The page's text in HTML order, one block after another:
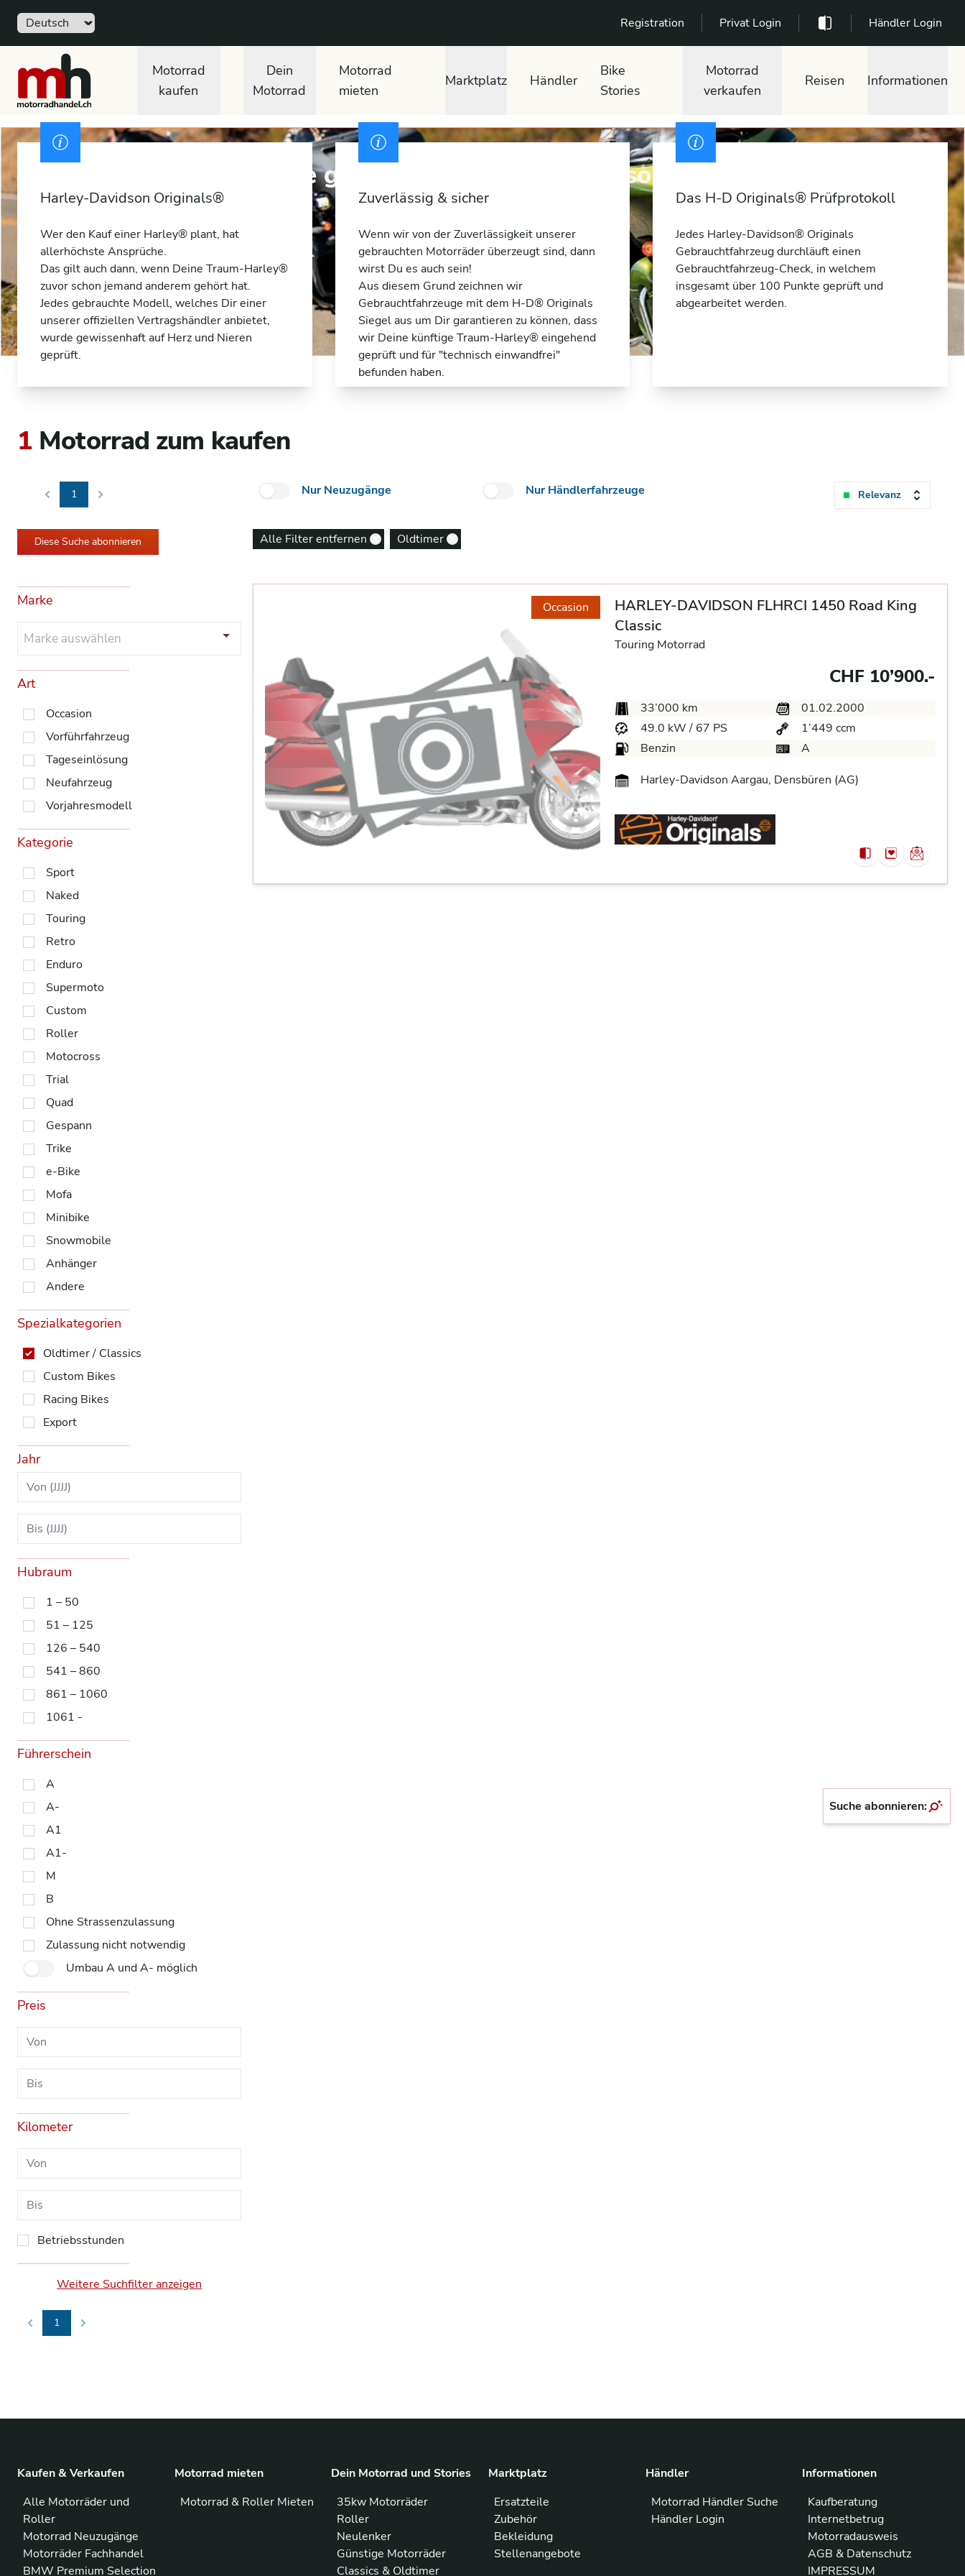
Sprache Registration Privat Login Händler Login
motorradhandel.ch
Motorrad
kaufen
Dein
Motorrad
Motorrad
mieten
Marktplatz Händler
Bike
Stories
Motorrad
verkaufen
Reisen Informationen
Mit gutem Gewissen eine gebrauchte Harley-Davidson® kaufen
Ausweis
Harley-Davidson Originals®
Wer den Kauf einer Harley® plant, hat
allerhöchste Ansprüche.
Das gilt auch dann, wenn Deine Traum-Harley®
zuvor schon jemand anderem gehört hat.
Jedes gebrauchte Modell, welches Dir einer
unserer offiziellen Vertragshändler anbietet,
wurde gewissenhaft auf Herz und Nieren
geprüft.
Zuverlässig & sicher
Wenn wir von der Zuverlässigkeit unserer
gebrauchten Motorräder überzeugt sind, dann
wirst Du es auch sein!
Aus diesem Grund zeichnen wir
Gebrauchtfahrzeuge mit dem H-D® Originals
Siegel aus um Dir garantieren zu können, dass
wir Deine künftige Traum-Harley® eingehend
geprüft und für "technisch einwandfrei"
befunden haben.
Das H-D Originals® Prüfprotokoll
Jedes Harley-Davidson® Originals
Gebrauchtfahrzeug durchläuft einen
Gebrauchtfahrzeug-Check, in welchem
insgesamt über 100 Punkte geprüft und
abgearbeitet werden.
1 Motorrad zum kaufen
Previous
1 Next
Nur Neuzugänge Nur Händlerfahrzeuge Relevanz
Diese Suche abonnieren Alle Filter entfernen Remove option
Oldtimer Remove option
Marke
Marke auswählen
Art
Occasion
Vorführfahrzeug
Tageseinlösung
Neufahrzeug
Vorjahresmodell
Kategorie
Sport
Naked
Touring
Retro
Enduro
Supermoto
Custom
Roller
Motocross
Trial
Quad
Gespann
Trike
e-Bike
Mofa
Minibike
Snowmobile
Anhänger
Andere
Spezialkategorien
Oldtimer / Classics
Custom Bikes
Racing Bikes
Export
Jahr
Hubraum
1 – 50
51 – 125
126 – 540
541 – 860
861 – 1060
1061 -
Führerschein
A
A-
A1
A1-
M
B
Ohne Strassenzulassung
Zulassung nicht notwendig
Umbau A und A- möglich
Preis
Kilometer
Betriebsstunden
Weitere Suchfilter anzeigen
Occasion
HARLEY-DAVIDSON FLHRCI 1450 Road King
Classic
Touring Motorrad
CHF 10’900.-
33’000 km
01.02.2000
49.0 kW / 67 PS
1’449 ccm
Benzin
A
Harley-Davidson Aargau, Densbüren (AG)
Previous
1 Next
Kaufen & Verkaufen
Alle Motorräder und
Roller
Motorrad Neuzugänge
Motorräder Fachhandel
BMW Premium Selection
Motorrad mieten
Motorrad & Roller Mieten
Dein Motorrad und Stories
35kw Motorräder
Roller
Neulenker
Günstige Motorräder
Classics & Oldtimer
Marktplatz
Ersatzteile
Zubehör
Bekleidung
Stellenangebote
Händler
Motorrad Händler Suche
Händler Login
Informationen
Kaufberatung
Internetbetrug
Motorradausweis
AGB & Datenschutz
IMPRESSUM
Suche abonnieren: